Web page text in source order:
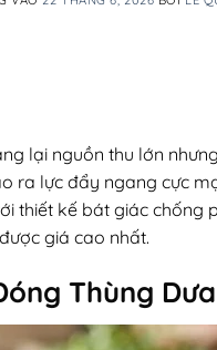
lại nguồn thu lớn
ra lực đẩy ngang cực
thiết kế bát giác chống
giá cao nhất.
Thùng